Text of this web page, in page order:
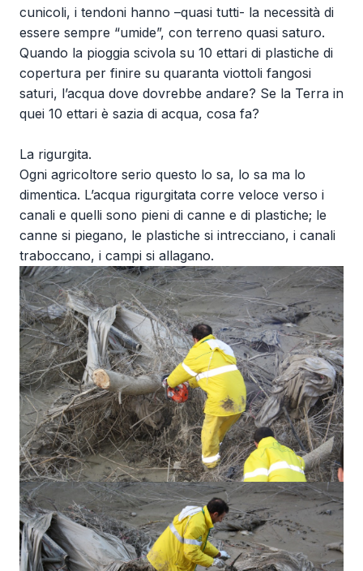
cunicoli, i tendoni hanno –quasi tutti- la necessità di
essere sempre “umide”, con terreno quasi saturo.
Quando la pioggia scivola su 10 ettari di plastiche di
copertura per finire su quaranta viottoli fangosi
saturi, l’acqua dove dovrebbe andare? Se la Terra in
quei 10 ettari è sazia di acqua, cosa fa?
La rigurgita.
Ogni agricoltore serio questo lo sa, lo sa ma lo
dimentica. L’acqua rigurgitata corre veloce verso i
canali e quelli sono pieni di canne e di plastiche; le
canne si piegano, le plastiche si intrecciano, i canali
traboccano, i campi si allagano.